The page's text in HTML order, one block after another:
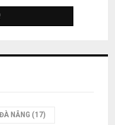
NẴNG (17)